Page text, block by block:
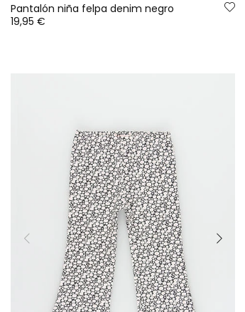
Pantalón niña felpa denim negro
19,95 €